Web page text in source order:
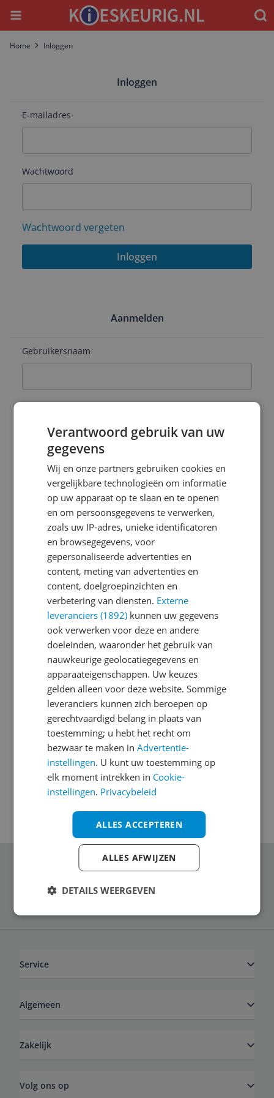
Menu
Home Inloggen
Inloggen
E-mailadres
Wachtwoord
Wachtwoord vergeten
Inloggen
Aanmelden
Gebruikersnaam
Wachtwoord
Je wachtwoord moet minimaal 6 karakters
bevatten
Wachtwoord herhalen
Ik ga akkoord met deAlgemene Voorwaarden
en hetprivacy statementvan Reshift
Ik ontvang graag interessante acties en
aanbiedingen van Kieskeurig.nl en
Digitalvia e-mail
Aanmelden
Schrijf je in voor onze nieuwsbrief
Service
Algemeen
Zakelijk
Volg ons op
Verantwoord gebruik van uw
gegevens
Wij en onze partners gebruiken cookies en
vergelijkbare technologieën om informatie
op uw apparaat op te slaan en te openen
en om persoonsgegevens te verwerken,
zoals uw IP-adres, unieke identificatoren
en browsegegevens, voor
gepersonaliseerde advertenties en
content, meting van advertenties en
content, doelgroepinzichten en
verbetering van diensten. Externe
leveranciers (1892) kunnen uw gegevens
ook verwerken voor deze en andere
doeleinden, waaronder het gebruik van
nauwkeurige geolocatiegegevens en
apparaateigenschappen. Uw keuzes
gelden alleen voor deze website. Sommige
leveranciers kunnen zich beroepen op
gerechtvaardigd belang in plaats van
toestemming; u hebt het recht om
bezwaar te maken inAdvertentie-
instellingen. U kunt uw toestemming op
elk moment intrekken in Cookie-
instellingen. Privacybeleid
ALLES ACCEPTEREN
ALLES AFWIJZEN
DETAILS WEERGEVEN